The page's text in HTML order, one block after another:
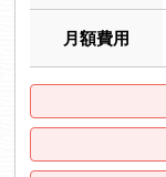
月額費用